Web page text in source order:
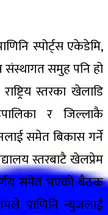
स्पोर्ट्स एकेडेमि,
संस्थागत समुह पनि हो
स्तरका खेलाडि
र जिल्लाकै
समेत बिकास गर्ने
स्तरबाटै खेलप्रेम
समेत भएको बैठक
पाणिनि न्युजलाई